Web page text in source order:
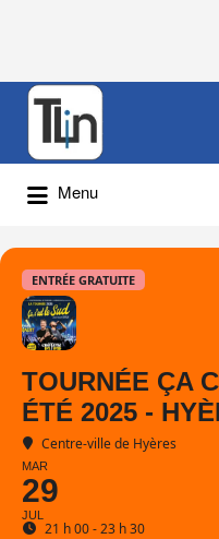
Rechercher
Menu
ENTRÉE GRATUITE
TOURNÉE ÇA
ÉTÉ 2025 -
Centre-ville de Hyères
MAR
29
JUL
21 h 00 - 23 h 30